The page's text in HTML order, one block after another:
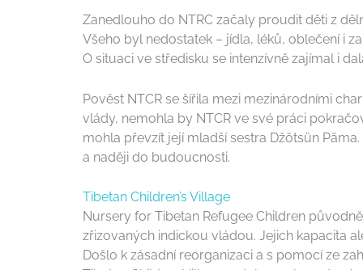
Zanedlouho do NTRC začaly proudit děti z
Všeho byl nedostatek – jídla, léků, oblečení i
O situaci ve středisku se intenzívně zajímal i
Pověst NTCR se šířila mezi mezinárodními
vlády, nemohla by NTCR ve své práci
mohla převzít její mladší sestra Džötsün
a naději do budoucnosti.
Tibetan Children’s Village
Nursery for Tibetan Refugee Children
zřizovaných indickou vládou. Jejich kapacita
Došlo k zásadní reorganizaci a s pomocí ze